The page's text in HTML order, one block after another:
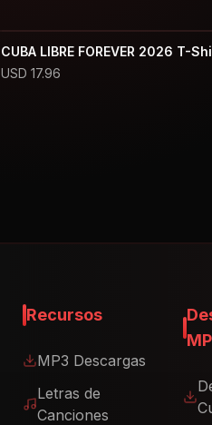
CUBA LIBRE FOREVER 2026 T-
USD 17.96
Recursos
MP3 Descargas
Letras de
Canciones